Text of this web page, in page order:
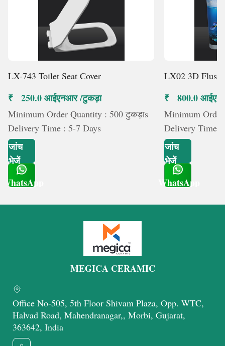
LX-743 Toilet Seat Cover
₹ 250.0 आईएनआर /टुकड़ा
Minimum Order Quantity : 500 टुकड़ाs
Delivery Time : 5-7 Days
जांच
भेजें
WhatsApp
LX02 3D Flush
₹ 800.0
Minimum
Delivery Time :
जांच
भेजें
WhatsApp
MEGICA CERAMIC
Office No-505, 5th Floor Shivam Plaza, Opp. WTC,
Halvad Road, Mahendranagar,, Morbi, Gujarat,
363642, India